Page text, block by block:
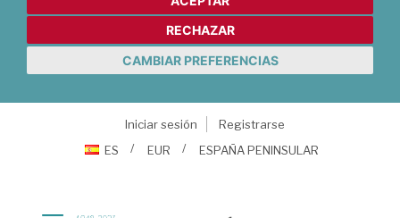
RECHAZAR
CAMBIAR PREFERENCIAS
Iniciar sesión
Registrarse
ES
EUR ESPAÑA PENINSULAR